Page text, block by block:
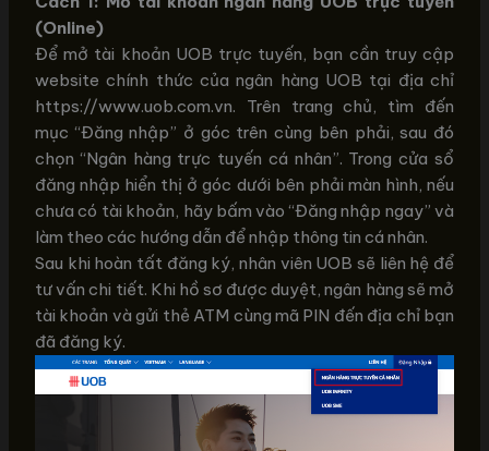
(Online)
Để mở tài khoản UOB trực tuyến, bạn cần truy cập
website chính thức của ngân hàng UOB tại địa chỉ
https://www.uob.com.vn. Trên trang chủ, tìm đến
mục “Đăng nhập” ở góc trên cùng bên phải, sau đó
chọn “Ngân hàng trực tuyến cá nhân”. Trong cửa sổ
đăng nhập hiển thị ở góc dưới bên phải màn hình, nếu
chưa có tài khoản, hãy bấm vào “Đăng nhập ngay” và
làm theo các hướng dẫn để nhập thông tin cá nhân.
Sau khi hoàn tất đăng ký, nhân viên UOB sẽ liên hệ để
tư vấn chi tiết. Khi hồ sơ được duyệt, ngân hàng sẽ mở
tài khoản và gửi thẻ ATM cùng mã PIN đến địa chỉ bạn
đã đăng ký.